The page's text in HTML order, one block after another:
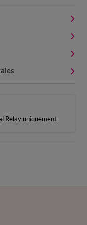
Relay uniquement